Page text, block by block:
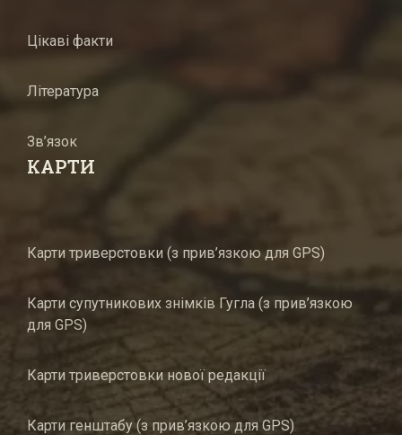
Цікаві факти
Література
Зв’язок
КАРТИ
Карти триверстовки (з прив’язкою для GPS)
Карти супутникових знімків Гугла (з прив’язкою
для GPS)
Карти триверстовки нової редакції
Карти генштабу (з прив’язкою для GPS)